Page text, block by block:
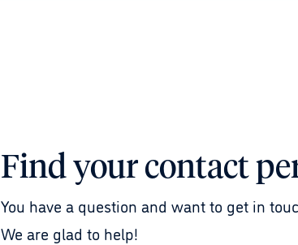
Find your contact
You have a question and want to get in
We are glad to help!